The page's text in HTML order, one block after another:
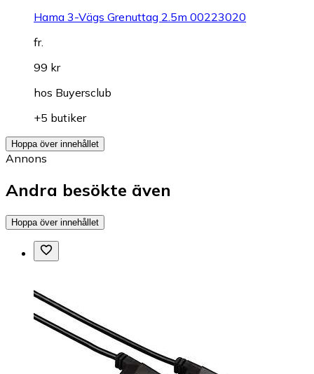
Hama 3-Vägs Grenuttag 2.5m 00223020
fr.
99 kr
hos Buyersclub
+5 butiker
Hoppa över innehållet
Annons
Andra besökte även
Hoppa över innehållet